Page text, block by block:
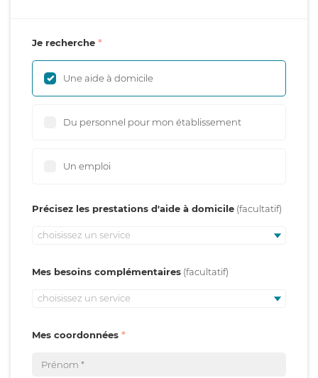
Je recherche
Une aide à domicile
Du personnel pour mon établissement
Un emploi
Précisez les prestations d'aide à domicile
choisissez un service
Mes besoins complémentaires
choisissez un service
Mes coordonnées